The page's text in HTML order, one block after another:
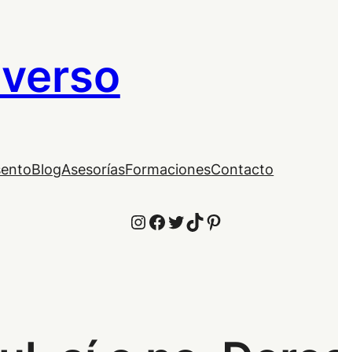
BlogAsesoríasFormacionesContacto
Instagram
Facebook
Twitter
TikTok
Pinterest